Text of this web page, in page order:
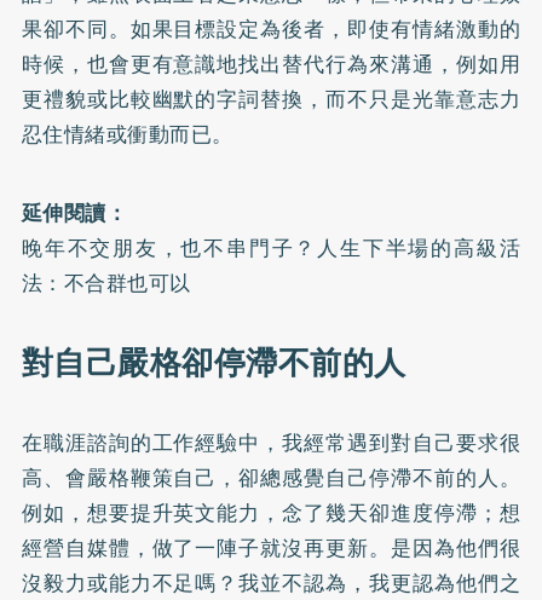
果卻不同。如果目標設定為後者，即使有情緒激動的
時候，也會更有意識地找出替代行為來溝通，例如用
更禮貌或比較幽默的字詞替換，而不只是光靠意志力
忍住情緒或衝動而已。
延伸閱讀：
晚年不交朋友，也不串門子？人生下半場的高級活
法：不合群也可以
對自己嚴格卻停滯不前的人
在職涯諮詢的工作經驗中，我經常遇到對自己要求很
高、會嚴格鞭策自己，卻總感覺自己停滯不前的人。
例如，想要提升英文能力，念了幾天卻進度停滯；想
經營自媒體，做了一陣子就沒再更新。是因為他們很
沒毅力或能力不足嗎？我並不認為，我更認為他們之